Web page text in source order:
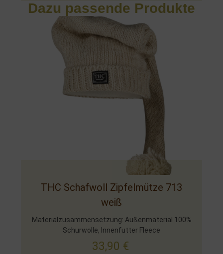
Dazu passende Produkte
THC Schafwoll Zipfelmütze 713
weiß
Materialzusammensetzung: Außenmaterial 100%
Schurwolle, Innenfutter Fleece
33,90 €